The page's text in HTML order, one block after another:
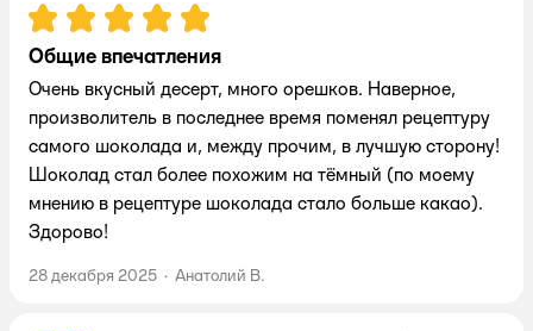
Рейтинг:5
Общие впечатления
Очень вкусный десерт, много орешков. Наверное,
произволитель в последнее время поменял рецептуру
самого шоколада и, между прочим, в лучшую сторону!
Шоколад стал более похожим на тёмный (по моему
мнению в рецептуре шоколада стало больше какао).
Здорово!
28 декабря 2025 · Анатолий В.